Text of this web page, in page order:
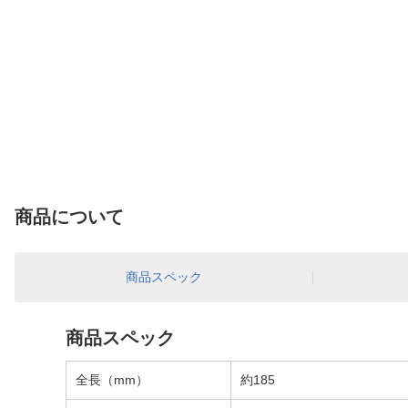
商品について
商品スペック
商品スペック
全長（mm） 約185